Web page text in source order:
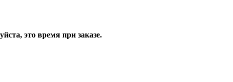
это время при заказе.